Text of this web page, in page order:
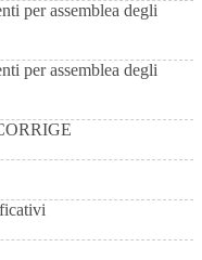
per assemblea degli
per assemblea degli